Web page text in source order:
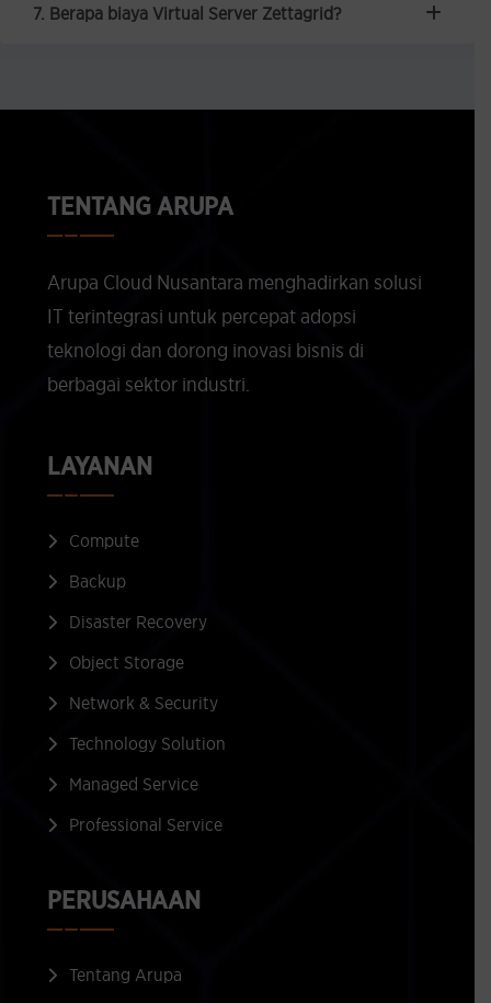
7. Berapa biaya Virtual Server Zettagrid?
TENTANG ARUPA
Arupa Cloud Nusantara menghadirkan solusi
IT terintegrasi untuk percepat adopsi
teknologi dan dorong inovasi bisnis di
berbagai sektor industri.
LAYANAN
Compute
Backup
Disaster Recovery
Object Storage
Network & Security
Technology Solution
Managed Service
Professional Service
PERUSAHAAN
Tentang Arupa